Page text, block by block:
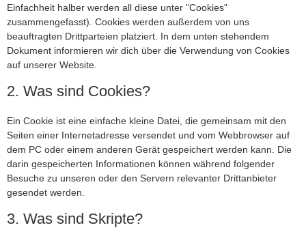
Einfachheit halber werden all diese unter "Cookies"
zusammengefasst). Cookies werden außerdem von uns
beauftragten Drittparteien platziert. In dem unten stehendem
Dokument informieren wir dich über die Verwendung von Cookies
auf unserer Website.
2. Was sind Cookies?
Ein Cookie ist eine einfache kleine Datei, die gemeinsam mit den
Seiten einer Internetadresse versendet und vom Webbrowser auf
dem PC oder einem anderen Gerät gespeichert werden kann. Die
darin gespeicherten Informationen können während folgender
Besuche zu unseren oder den Servern relevanter Drittanbieter
gesendet werden.
3. Was sind Skripte?